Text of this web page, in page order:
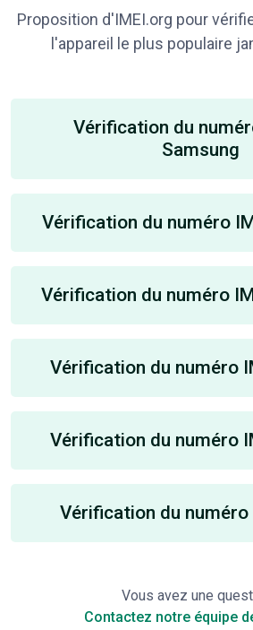
Proposition d'IMEI.org pour
l'appareil le plus populaire
Vérification du
Samsung
Vérification du numéro
Vérification du numéro
Vérification du numéro
Vérification du numéro
Vérification du numéro
Vous avez une
Contactez notre équipe